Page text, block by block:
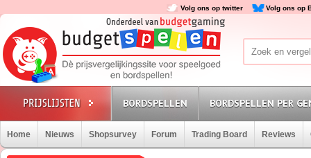
Volg ons op twitter Volg ons op
BORDSPELLEN BORDSPELLEN PER
Home Nieuws Shopsurvey Forum Trading Board Reviews